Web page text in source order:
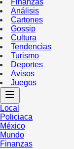
Finanzas
Análisis
Cartones
Gossip
Cultura
Tendencias
Turismo
Deportes
Avisos
Juegos
Local
Policiaca
México
Mundo
Finanzas